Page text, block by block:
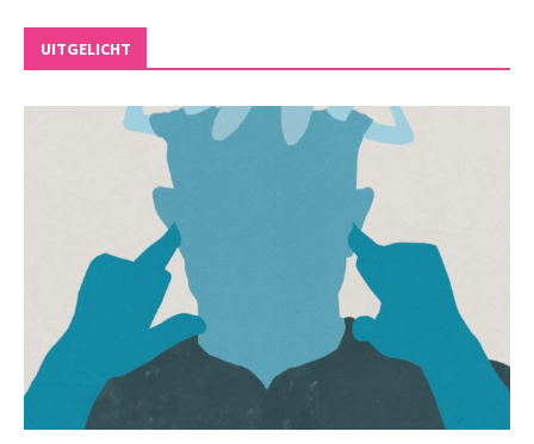
UITGELICHT